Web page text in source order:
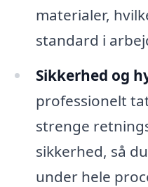
materialer,
standard i
Sikkerhed og
professionelt
strenge
sikkerhed, så
under hele